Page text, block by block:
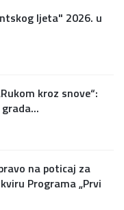
ljeta" 2026. u
kroz snove“:
na poticaj za
Programa „Prvi